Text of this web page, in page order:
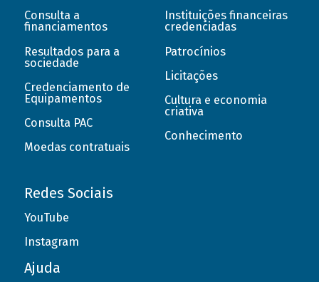
Consulta a
financiamentos
Resultados para a
sociedade
Credenciamento de
Equipamentos
Consulta PAC
Moedas contratuais
Instituições financeiras
credenciadas
Patrocínios
Licitações
Cultura e economia
criativa
Conhecimento
Redes Sociais
YouTube
Instagram
Ajuda